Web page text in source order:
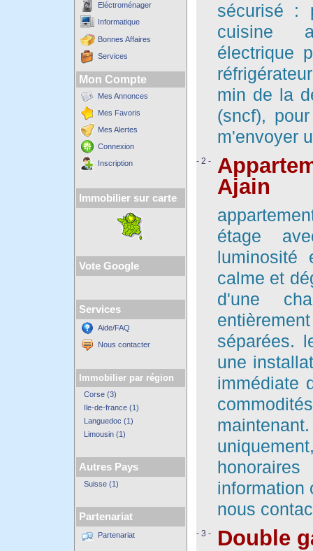
Eléctroménager
Informatique
Bonnes Affaires
Services
Mon Compte
Mes Annonces
Mes Favoris
Mes Alertes
Connexion
Inscription
Immobilier sur carte
Vote Google
Services
Aide/FAQ
Nous contacter
Immobilier par région
Corse (3)
Ile-de-france (1)
Languedoc (1)
Limousin (1)
Autres Pays
Suisse (1)
Partenariat
Partenariat
sécurisé :
cuisine
électrique
min de la
(sncf),
m'envoyer
- 2 -
Ajain
étage
calme et
d'une
séparées.
une
immédiate
information
nous
- 3 - Double